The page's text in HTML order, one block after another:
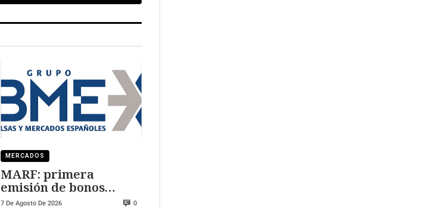
MERCADOS
MARF: primera
emisión de bonos
convertibles
7 De Agosto De 2026 0